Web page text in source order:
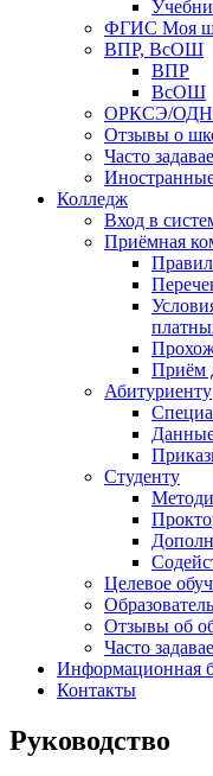
ФГИС Моя
ВПР, ВсОШ
ВПР
ВсОШ
ОРКСЭ/
Отзывы о
Часто
Колледж
Вход в
Приёмная
Приём
Абитуриенту
Студенту
Целевое
Отзывы об
Часто
Информационная
Контакты
Руководство